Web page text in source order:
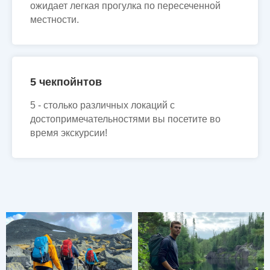
ожидает легкая прогулка по пересеченной
местности.
5 чекпойнтов
5 - столько различных локаций с
достопримечательностями вы посетите во
время экскурсии!